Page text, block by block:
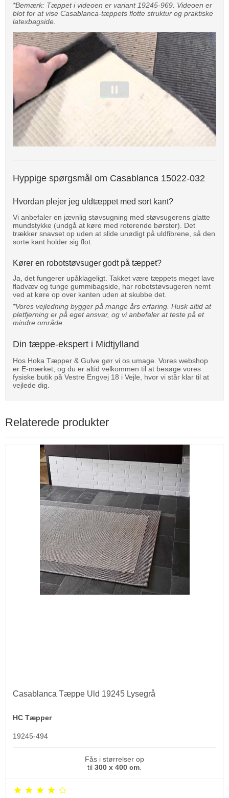
*Bemærk: Tæppet i videoen er variant 19245-969. Videoen er
blot for at vise Casablanca-tæppets flotte struktur og praktiske
latexbagside.
Hyppige spørgsmål om Casablanca 15022-032
Hvordan plejer jeg uldtæppet med sort kant?
Vi anbefaler en jævnlig støvsugning med støvsugerens glatte
mundstykke (undgå at køre med roterende børster). Det
trækker snavset op uden at slide unødigt på uldfibrene, så den
sorte kant holder sig flot.
Kører en robotstøvsuger godt på tæppet?
Ja, det fungerer upåklageligt. Takket være tæppets meget lave
fladvæv og tunge gummibagside, har robotstøvsugeren nemt
ved at køre op over kanten uden at skubbe det.
*Vores vejledning bygger på mange års erfaring. Husk altid at
pletfjerning er på eget ansvar, og vi anbefaler at teste på et
mindre område.
Din tæppe-ekspert i Midtjylland
Hos Hoka Tæpper & Gulve gør vi os umage. Vores webshop
er E-mærket, og du er altid velkommen til at besøge vores
fysiske butik på Vestre Engvej 18 i Vejle, hvor vi står klar til at
vejlede dig.
Relaterede produkter
Casablanca Tæppe Uld 19245 Lysegrå
HC Tæpper
19245-494
Fås i størrelser op
til 300 x 400 cm